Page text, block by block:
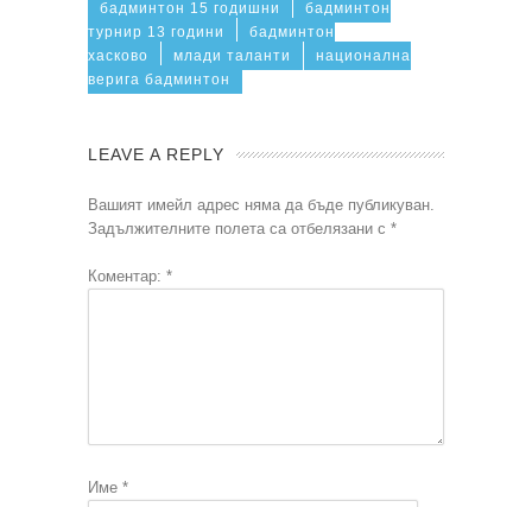
бадминтон 15 годишни
бадминтон
турнир 13 години
бадминтон
хасково
млади таланти
национална
верига бадминтон
LEAVE A REPLY
Вашият имейл адрес няма да бъде публикуван.
Задължителните полета са отбелязани с *
Коментар: *
Име *